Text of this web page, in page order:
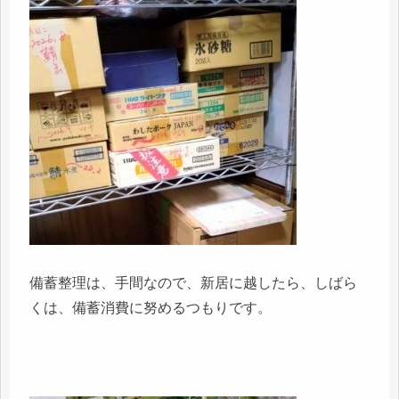
備蓄整理は、手間なので、新居に越したら、しばら
くは、備蓄消費に努めるつもりです。